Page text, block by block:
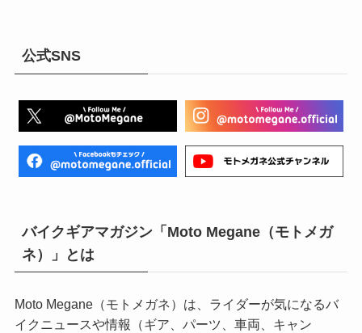
公式SNS
バイクギアマガジン「Moto Megane（モトメガ
ネ）」とは
Moto Megane（モトメガネ）は、ライダーが気になるバ
イクニュースや情報（ギア、パーツ、車両、キャン